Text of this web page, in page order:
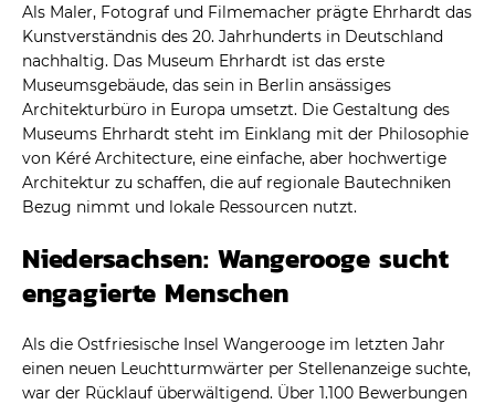
Als Maler, Fotograf und Filmemacher prägte Ehrhardt das
Kunstverständnis des 20. Jahrhunderts in Deutschland
nachhaltig. Das Museum Ehrhardt ist das erste
Museumsgebäude, das sein in Berlin ansässiges
Architekturbüro in Europa umsetzt. Die Gestaltung des
Museums Ehrhardt steht im Einklang mit der Philosophie
von Kéré Architecture, eine einfache, aber hochwertige
Architektur zu schaffen, die auf regionale Bautechniken
Bezug nimmt und lokale Ressourcen nutzt.
Niedersachsen: Wangerooge sucht
engagierte Menschen
Als die Ostfriesische Insel Wangerooge im letzten Jahr
einen neuen Leuchtturmwärter per Stellenanzeige suchte,
war der Rücklauf überwältigend. Über 1.100 Bewerbungen